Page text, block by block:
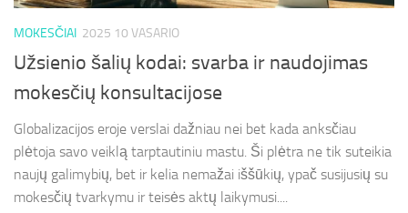
MOKESČIAI 2025 10 VASARIO
Užsienio šalių kodai: svarba ir naudojimas
mokesčių konsultacijose
Globalizacijos eroje verslai dažniau nei bet kada anksčiau
plėtoja savo veiklą tarptautiniu mastu. Ši plėtra ne tik suteikia
naujų galimybių, bet ir kelia nemažai iššūkių, ypač susijusių su
mokesčių tvarkymu ir teisės aktų laikymusi....